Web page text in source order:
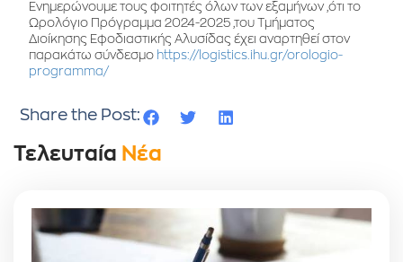
Ενημερώνουμε τους φοιτητές όλων των εξαμήνων ,ότι το
Ωρολόγιο Πρόγραμμα 2024-2025 ,του Τμήματος
Διοίκησης Εφοδιαστικής Αλυσίδας έχει αναρτηθεί στον
παρακάτω σύνδεσμο https://logistics.ihu.gr/orologio-
programma/
Share the Post:
Τελευταία Νέα